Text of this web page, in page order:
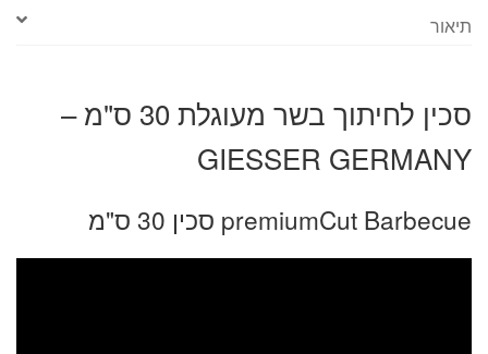
תיאור
סכין לחיתוך בשר מעוגלת 30 ס"מ –
GIESSER GERMANY
premiumCut Barbecue סכין 30 ס"מ